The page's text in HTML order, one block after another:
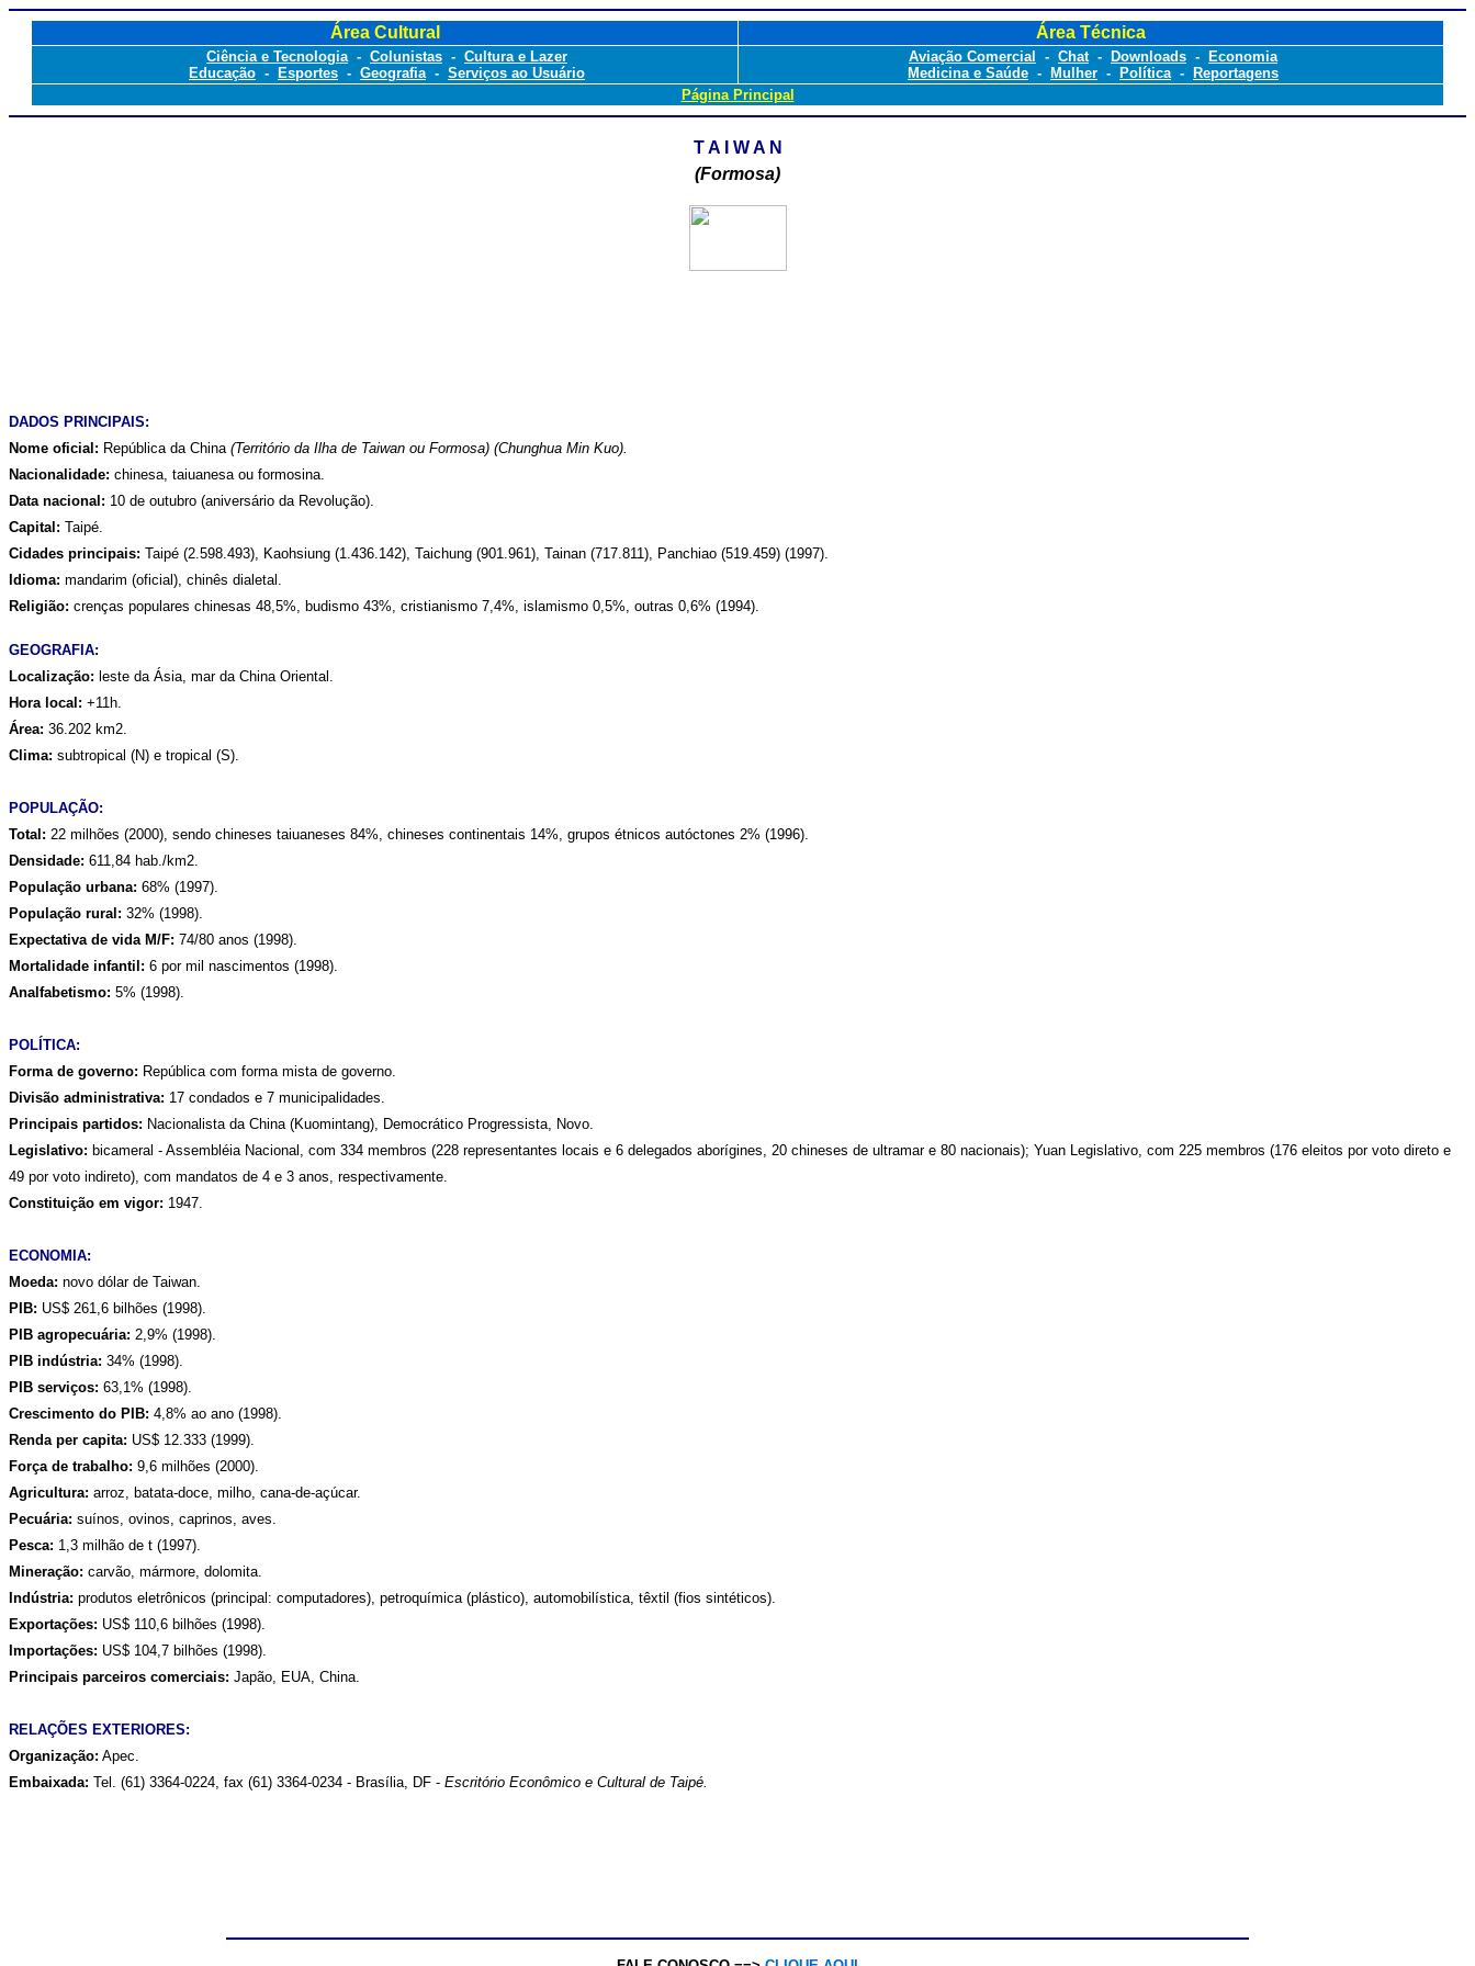
Área Cultural Área Técnica
Ciência e Tecnologia- Colunistas - Cultura e Lazer
Educação - Esportes - Geografia- Serviços ao Usuário
Aviação Comercial - Chat- Downloads -
Economia
Medicina e Saúde - Mulher - Política-
Reportagens
Página Principal
T A I W A N
(Formosa)
DADOS PRINCIPAIS:
Nome oficial: República da China (Território da Ilha de Taiwan ou Formosa) (Chunghua Min Kuo).
Nacionalidade: chinesa, taiuanesa ou formosina.
Data nacional: 10 de outubro (aniversário da Revolução).
Capital: Taipé.
Cidades principais: Taipé (2.598.493), Kaohsiung (1.436.142), Taichung (901.961), Tainan (717.811), Panchiao (519.459) (1997).
Idioma: mandarim (oficial), chinês dialetal.
Religião: crenças populares chinesas 48,5%, budismo 43%, cristianismo 7,4%, islamismo 0,5%, outras 0,6% (1994).
GEOGRAFIA:
Localização: leste da Ásia, mar da China Oriental.
Hora local: +11h.
Área: 36.202 km2.
Clima: subtropical (N) e tropical (S).
POPULAÇÃO:
Total: 22 milhões (2000), sendo chineses taiuaneses 84%, chineses continentais 14%, grupos étnicos autóctones 2% (1996).
Densidade: 611,84 hab./km2.
População urbana: 68% (1997).
População rural: 32% (1998).
Expectativa de vida M/F: 74/80 anos (1998).
Mortalidade infantil: 6 por mil nascimentos (1998).
Analfabetismo: 5% (1998).
POLÍTICA:
Forma de governo: República com forma mista de governo.
Divisão administrativa: 17 condados e 7 municipalidades.
Principais partidos: Nacionalista da China (Kuomintang), Democrático Progressista, Novo.
Legislativo: bicameral - Assembléia Nacional, com 334 membros (228 representantes locais e 6 delegados aborígines, 20 chineses de ultramar e 80 nacionais); Yuan Legislativo, com 225 membros (176 eleitos por voto direto e
49 por voto indireto), com mandatos de 4 e 3 anos, respectivamente.
Constituição em vigor: 1947.
ECONOMIA:
Moeda: novo dólar de Taiwan.
PIB: US$ 261,6 bilhões (1998).
PIB agropecuária: 2,9% (1998).
PIB indústria: 34% (1998).
PIB serviços: 63,1% (1998).
Crescimento do PIB: 4,8% ao ano (1998).
Renda per capita: US$ 12.333 (1999).
Força de trabalho: 9,6 milhões (2000).
Agricultura: arroz, batata-doce, milho, cana-de-açúcar.
Pecuária: suínos, ovinos, caprinos, aves.
Pesca: 1,3 milhão de t (1997).
Mineração: carvão, mármore, dolomita.
Indústria: produtos eletrônicos (principal: computadores), petroquímica (plástico), automobilística, têxtil (fios sintéticos).
Exportações: US$ 110,6 bilhões (1998).
Importações: US$ 104,7 bilhões (1998).
Principais parceiros comerciais: Japão, EUA, China.
RELAÇÕES EXTERIORES:
Organização: Apec.
Embaixada: Tel. (61) 3364-0224, fax (61) 3364-0234 - Brasília, DF - Escritório Econômico e Cultural de Taipé.